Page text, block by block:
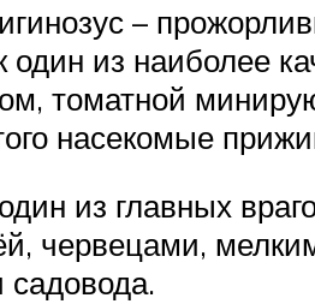
–
один из наиболее
томатной
насекомые
из главных
червецами,
садовода.